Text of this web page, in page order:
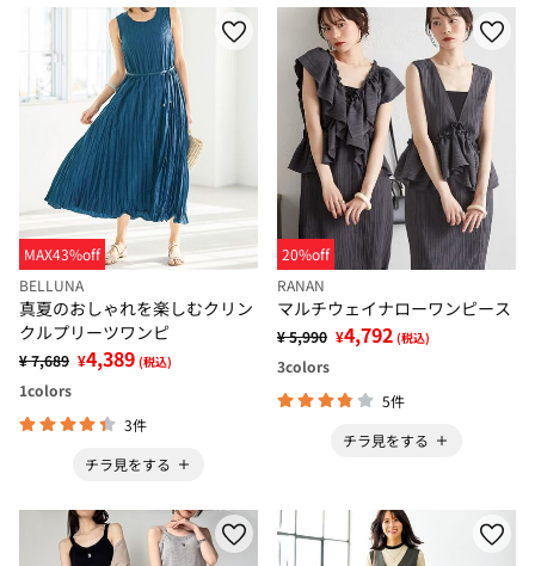
MAX43%off
BELLUNA
真夏のおしゃれを楽しむクリン
クルプリーツワンピ
¥ 7,689 ¥4,389 (税込)
1colors
3件
チラ見をする
20%off
RANAN
マルチウェイナローワンピース
¥ 5,990 ¥4,792 (税込)
3colors
5件
チラ見をする